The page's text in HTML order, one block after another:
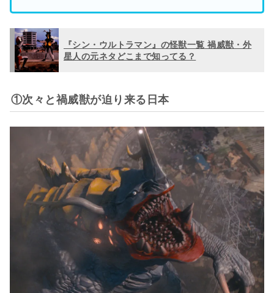
『シン・ウルトラマン』の怪獣一覧 禍威獣・外
星人の元ネタどこまで知ってる？
①次々と禍威獣が迫り来る日本